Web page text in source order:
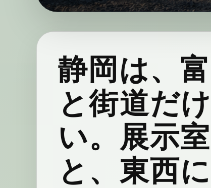
静岡は、
と街道だ
い。展示
と、東西